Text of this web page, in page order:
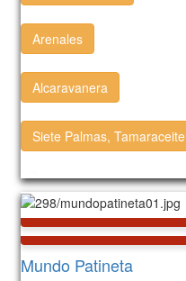
Arenales
Alcaravanera
Siete Palmas, Tamaraceite
Mundo Patineta